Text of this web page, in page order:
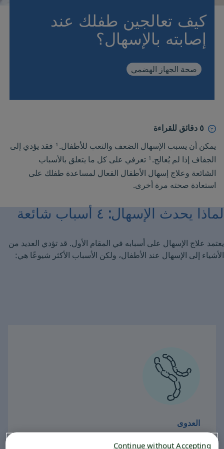
من أين أشتري
كيف تعالجين طفلك عند
إصابته بالإسهال؟
صحة الجهاز الهضمي
يمكن أن يسبب الإسهال الضعف والتعب للأطفال. 1 فقد يؤدي إلى
الجفاف إذا لم يُعالج. 1 تعرفي على كل ما يتعلق بالأسباب
الشائعة وعلاج إسهال الأطفال الفعال لمساعدة طفلك على
استعادة صحته مرة أخرى.
لماذا يحدث الإسهال: ٤ أسباب شائعة
يعتمد علاج الإسهال على أسبابه في المقام الأول. قد تؤدي العديد من
الأشياء إلى الإسهال عند الأطفال، ولكن الأسباب الأكثر شيوعًا هي:
العدوى
غالبًا ما تحدث عن طريق فيروس الروتا والفيروسات
Continue without Accepting